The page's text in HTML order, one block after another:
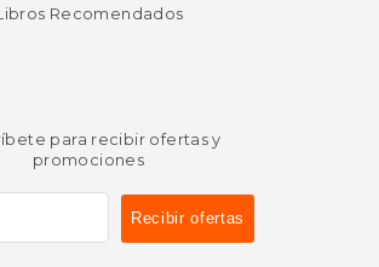
Recomendados
para recibir ofertas y
promociones